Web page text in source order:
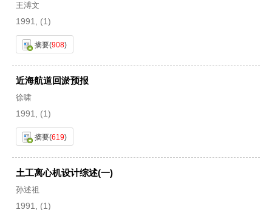
王溥文
1991, (1)
摘要(908)
近海航道回淤预报
徐啸
1991, (1)
摘要(619)
土工离心机设计综述(一)
孙述祖
1991, (1)